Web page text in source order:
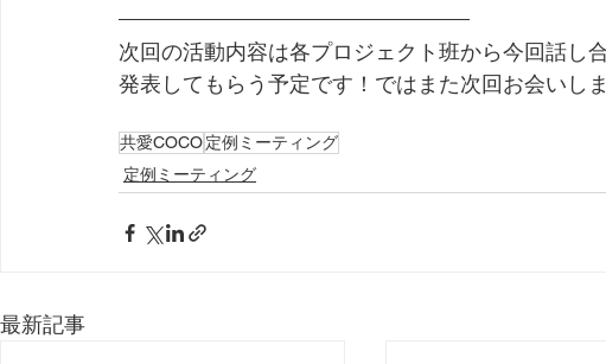
次回の活動内容は各プロジェクト班から今回話し
発表してもらう予定です！ではまた次回お会いし
共愛COCO定例ミーティング
定例ミーティング
最新記事